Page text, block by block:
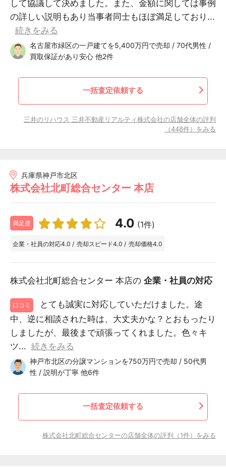
して協議して決めました。また、金額に関しては事例
の詳しい説明もあり当事者同士もほぼ満足しており...
続きをみる
名古屋市緑区の一戸建てを5,400万円で売却 / 70代男性 /
買取保証があり安心 他2件
一括査定依頼する
三井のリハウス 三井不動産リアルティ株式会社の店舗全体の評判
（448件）をみる
兵庫県神戸市北区
株式会社北町総合センター 本店
満足度 4.0 (1件)
企業・社員の対応4.0 / 売却スピード4.0 / 売却価格4.0
株式会社北町総合センター 本店の 企業・社員の対応
口コミ
とても誠実に対応していただけました。途
中、逆に相談された時は、大丈夫かな？とおもったり
しましたが、最後まで頑張ってくれました。色々キ
ツ... 続きをみる
神戸市北区の分譲マンションを750万円で売却 / 50代男
性 / 説明が丁寧 他6件
一括査定依頼する
株式会社北町総合センターの店舗全体の評判（1件）をみる